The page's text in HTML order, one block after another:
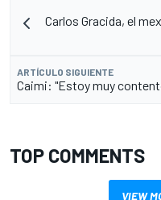
Carlos Gracida, el
ARTÍCULO SIGUIENTE
Caimi: "Estoy muy
TOP COMMENTS
VIEW